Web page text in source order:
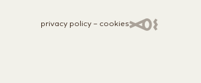
privacy policy – cookies